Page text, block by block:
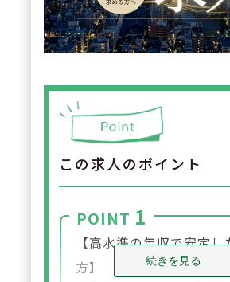
この求人のポイント
POINT 1
【高水準の年収で安定し
方】
続きを見る...